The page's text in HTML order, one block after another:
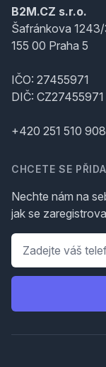
B2M.CZ s.r.o.
Šafránkova
155 00 Praha 5
IČO: 27455971
DIČ: CZ27455971
+420 251 510
CHCETE SE
Nechte nám na
jak se
Telefon